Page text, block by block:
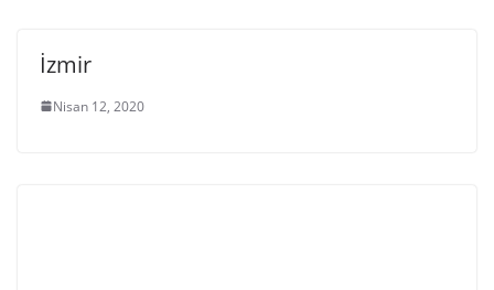
İzmir
Nisan 12, 2020